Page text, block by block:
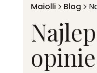
Maiolli Blog